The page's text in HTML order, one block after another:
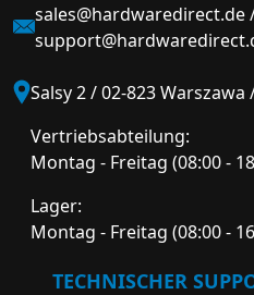
sales@hardwaredirect.de
Salsy 2 / 02-823 Warszawa
Vertriebsabteilung:
Montag - Freitag (08:00 -
Lager:
Montag - Freitag (08:00 -
TECHNISCHER